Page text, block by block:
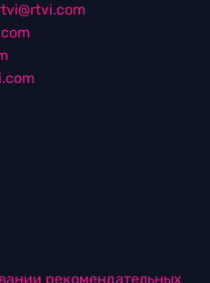
рекомендательных